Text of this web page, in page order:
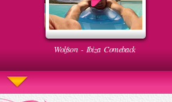
Wolfson - Ibiza Comeback